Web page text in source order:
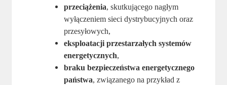
przeciążenia, skutkującego nagłym
wyłączeniem sieci dystrybucyjnych oraz
przesyłowych,
eksploatacji przestarzałych systemów
energetycznych,
braku bezpieczeństwa energetycznego
państwa, związanego na przykład z